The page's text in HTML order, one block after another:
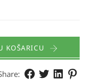
KOŠARICU